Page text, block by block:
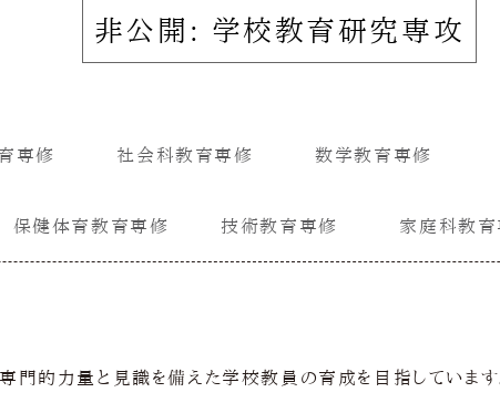
非公開: 学校教育研究専攻
専修 社会科教育専修 数学教育専修
保健体育教育専修 技術教育専修 家庭科教育
門的力量と見識を備えた学校教員の育成を目指しています